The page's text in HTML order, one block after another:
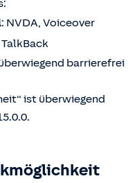
: NVDA, Voiceover
barrierefrei
ist überwiegend